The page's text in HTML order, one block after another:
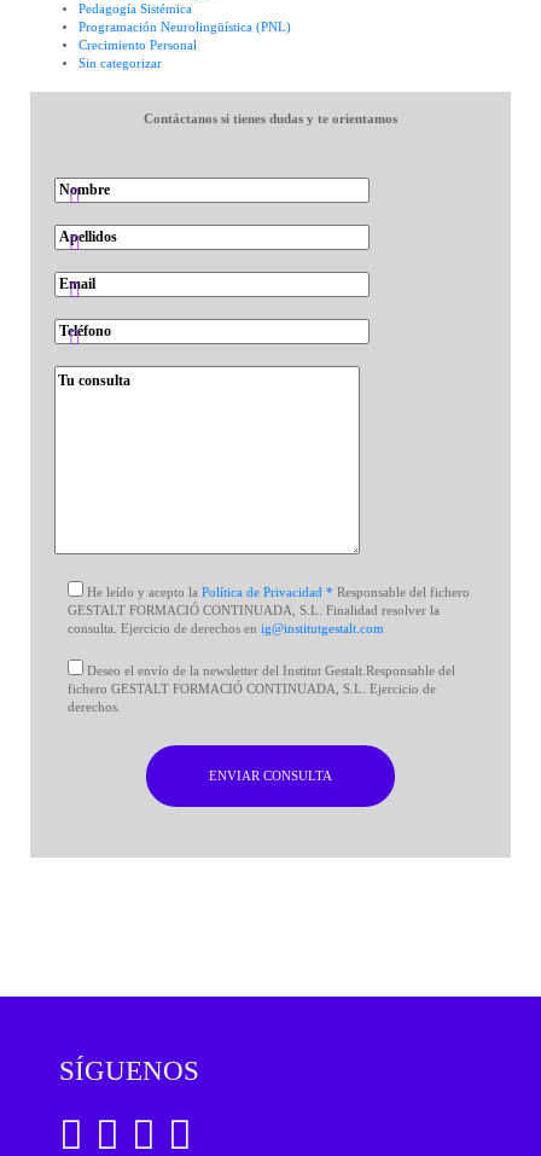
Pedagogía Sistémica
Programación Neurolingüística (PNL)
Crecimiento Personal
Sin categorizar
Contáctanos si tienes dudas y te orientamos
He leído y acepto la Política de Privacidad * Responsable del fichero
GESTALT FORMACIÓ CONTINUADA, S.L. Finalidad resolver la
consulta. Ejercicio de derechos en ig@institutgestalt.com
Deseo el envío de la newsletter del Institut Gestalt.Responsable del
fichero GESTALT FORMACIÓ CONTINUADA, S.L. Ejercicio de
derechos.
SÍGUENOS